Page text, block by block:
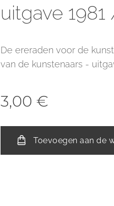
uitgave
De ereraden voor de
van de kunstenaars -
3,00 €
Toevoegen aan de